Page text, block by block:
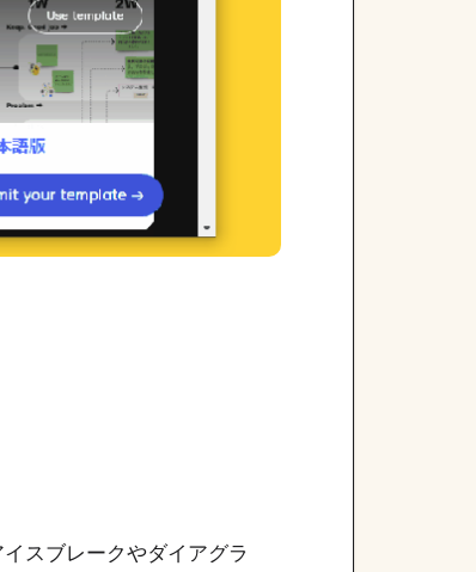
スブレークやダイアグラ